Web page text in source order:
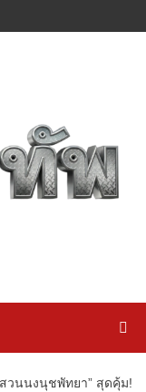
สวนนงนุชพัทยา” สุดคุ้ม!